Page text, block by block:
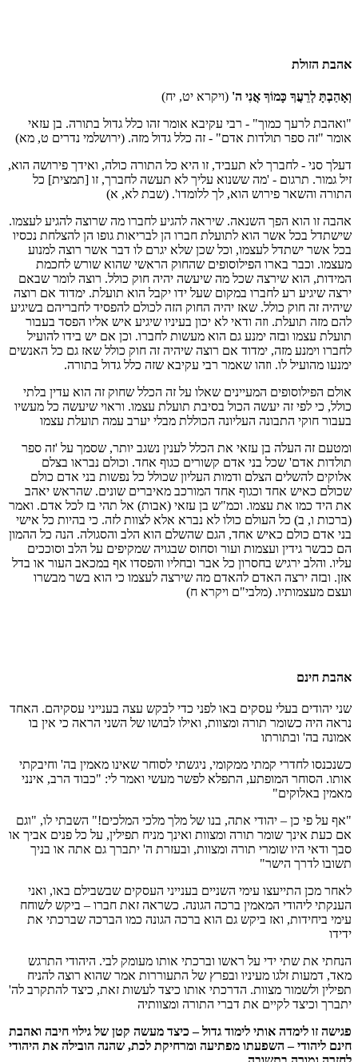
אהבת הזולת
וְאָהַבְתָּ לְרֵעֲךָ כָּמוֹךָ אֲנִי ה' (ויקרא יט, יח)
"ואהבת לרעך כמוך" - רבי עקיבא אומר זהו כלל גדול בתורה. בן עזאי
אומר "זה ספר תולדות אדם" - זה כלל גדול מזה. (ירושלמי נדרים ט, מא)
דעלך סני - לחברך לא תעביד, זו היא כל התורה כולה, ואידך פירושה הוא,
זיל גמור. תרגום - 'מה ששנוא עליך לא תעשה לחברך, זו [תמצית] כל
התורה והשאר פירוש הוא, לך ללומדו'. (שבת לא, א)
אהבה זו הוא הפך השנאה. שיראה להגיע לחברו מה שרוצה להגיע לעצמו.
שישתדל בכל אשר הוא לתועלת חברו הן לבריאות גופו הן להצלחת נכסיו
בכל אשר ישתדל לעצמו, וכל שכן שלא יגרם לו דבר אשר רוצה למנוע
מעצמו. וכבר בארו הפילוסופים שהחוק הראשי שהוא שורש לחכמת
המידות, הוא שירצה שכל מה שיעשה יהיה חוק כולל. רוצה לומר שבאם
ירצה שיגיע רע לחברו במקום שעל ידו יקבל הוא תועלת. ימדוד אם רוצה
שיהיה זה חוק כולל. שאז יהיה החוק הזה לכולם להפסיד לחבריהם בשיגיע
להם מזה תועלת. וזה ודאי לא יכון בעיניו שיגיע איש אליו הפסד בעבור
תועלת עצמו ובזה ימנע גם הוא מעשות לחברו. וכן אם יש בידו להועיל
לחברו וימנע מזה, ימדוד אם רוצה שיהיה זה חוק כולל שאז גם כל האנשים
ימנעו מהועיל לו. וזהו שאמר רבי עקיבא שזה כלל גדול בתורה.
אולם הפילוסופים המעיינים שאלו על זה הכלל שחוק זה הוא עדין בלתי
כולל, כי לפי זה יעשה הכול בסיבת תועלת עצמו. וראוי שיעשה כל מעשיו
בעבור חוקי התבונה העליונה הכוללת מבלי יערב עמה תועלת עצמו
ומטעם זה העלה בן עזאי את הכלל לענין נשגב יותר, שסמך על 'זה ספר
תולדות אדם' שכל בני אדם קשורים כגוף אחד. וכולם נבראו בצלם
אלוקים להשלים הצלם ודמות העליון שכולל כל נפשות בני אדם כולם
שכולם כאיש אחד וכגוף אחד המורכב מאיברים שונים. שהראש יאהב
את היד כמו את עצמו. וכמ"ש בן עזאי (אבות) אל תהי בז לכל אדם. ואמר
(ברכות ו, ב) כל העולם כולו לא נברא אלא לצוות לזה. כי בהיות כל אישי
בני אדם כולם כאיש אחד, הגם שהשלם הוא הלב והסגולה. הנה כל ההמון
הם כבשר גידין ועצמות ועור וסחוס שבגויה שמקיפים על הלב וסוככים
עליו. והלב ירגיש בחסרון כל אבר ובחליו והפסדו אף במכאב העור או בדל
אזן. ובזה ירצה האדם להאדם מה שירצה לעצמו כי הוא בשר מבשרו
ועצם מעצמותיו. (מלבי"ם ויקרא ח)
אהבת חינם
שני יהודים בעלי עסקים באו לפני כדי לבקש עצה בענייני עסקיהם. האחד
נראה היה כשומר תורה ומצוות, ואילו לבושו של השני הראה כי אין בו
אמונה בה' ובתורתו
כשנכנסו לחדרי קמתי ממקומי, ניגשתי לסוחר שאינו מאמין בה' וחיבקתי
אותו. הסוחר המופתע, התפלא לפשר מעשי ואמר לי: "כבוד הרב, אינני
מאמין באלוקים"
"אף על פי כן – יהודי אתה, בנו של מלך מלכי המלכים!" השבתי לו, "וגם
אם כעת אינך שומר תורה ומצוות ואינך מניח תפילין, על כל פנים אביך או
סבך ודאי היו שומרי תורה ומצוות, ובעזרת ה' יתברך גם אתה או בניך
תשובו לדרך הישר"
לאחר מכן התייעצו עימי השניים בענייני העסקים שבשבילם באו, ואני
הענקתי ליהודי המאמין ברכה הגונה. כשראה זאת חברו – ביקש לשוחח
עימי ביחידות, ואז ביקש גם הוא ברכה הגונה כמו הברכה שברכתי את
ידידו
הנחתי את שתי ידי על ראשו וברכתי אותו מעומק לבי. היהודי התרגש
מאד, דמעות זלגו מעיניו ובפרץ של התעוררות אמר שהוא רוצה להניח
תפילין ולשמור מצוות. הדרכתי אותו כיצד לעשות זאת, כיצד להתקרב לה'
יתברך וכיצד לקיים את דברי התורה ומצוותיה
פגישה זו לימדה אותי לימוד גדול – כיצד מעשה קטן של גילוי חיבה ואהבת
חינם ליהודי – השפעתו מפתיעה ומרחיקת לכת, שהנה הובילה את היהודי